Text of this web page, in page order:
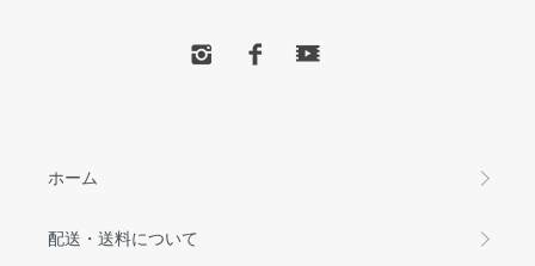
ホーム
配送・送料について